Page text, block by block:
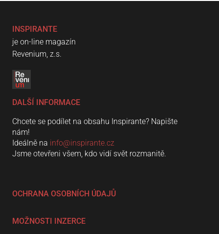
INSPIRANTE
je on-line magazín
Revenium, z.s.
DALŠÍ INFORMACE
Chcete se podílet na obsahu Inspirante? Napište
nám!
Ideálně na info@inspirante.cz
Jsme otevřeni všem, kdo vidí svět rozmanitě.
OCHRANA OSOBNÍCH ÚDAJŮ
MOŽNOSTI INZERCE